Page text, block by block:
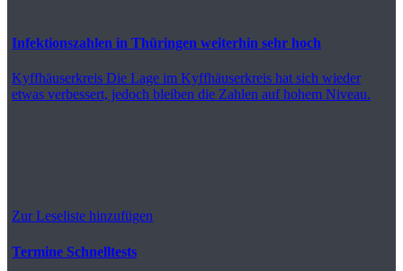
Infektionszahlen in Thüringen weiterhin sehr hoch
Kyffhäuserkreis Die Lage im Kyffhäuserkreis hat sich wieder
etwas verbessert, jedoch bleiben die Zahlen auf hohem Niveau.
Zur Leseliste hinzufügen
Termine Schnelltests